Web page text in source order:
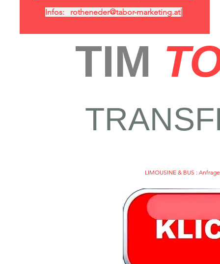
Infos: rotheneder@tabor-marketing.at|
TIM
LIMOUSINE & BUS :